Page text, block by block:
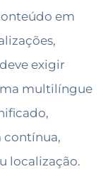
em
exigir
multilíngue
contínua,
localização.